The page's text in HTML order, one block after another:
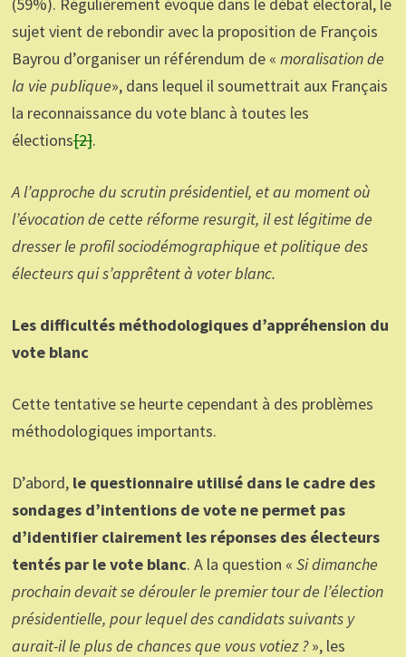
sujet vient de rebondir avec la proposition de François
Bayrou d’organiser un référendum de « moralisation de
la vie publique», dans lequel il soumettrait aux Français
la reconnaissance du vote blanc à toutes les
élections[2].
A l’approche du scrutin présidentiel, et au moment où
l’évocation de cette réforme resurgit, il est légitime de
dresser le profil sociodémographique et politique des
électeurs qui s’apprêtent à voter blanc.
Les difficultés méthodologiques d’appréhension du
vote blanc
Cette tentative se heurte cependant à des problèmes
méthodologiques importants.
D’abord, le questionnaire utilisé dans le cadre des
sondages d’intentions de vote ne permet pas
d’identifier clairement les réponses des électeurs
tentés par le vote blanc. A la question « Si dimanche
prochain devait se dérouler le premier tour de l’élection
présidentielle, pour lequel des candidats suivants y
aurait-il le plus de chances que vous votiez ?», les